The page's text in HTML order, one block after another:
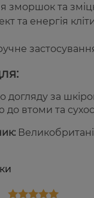
зморшок та
та енергія
догляду за
втоми та